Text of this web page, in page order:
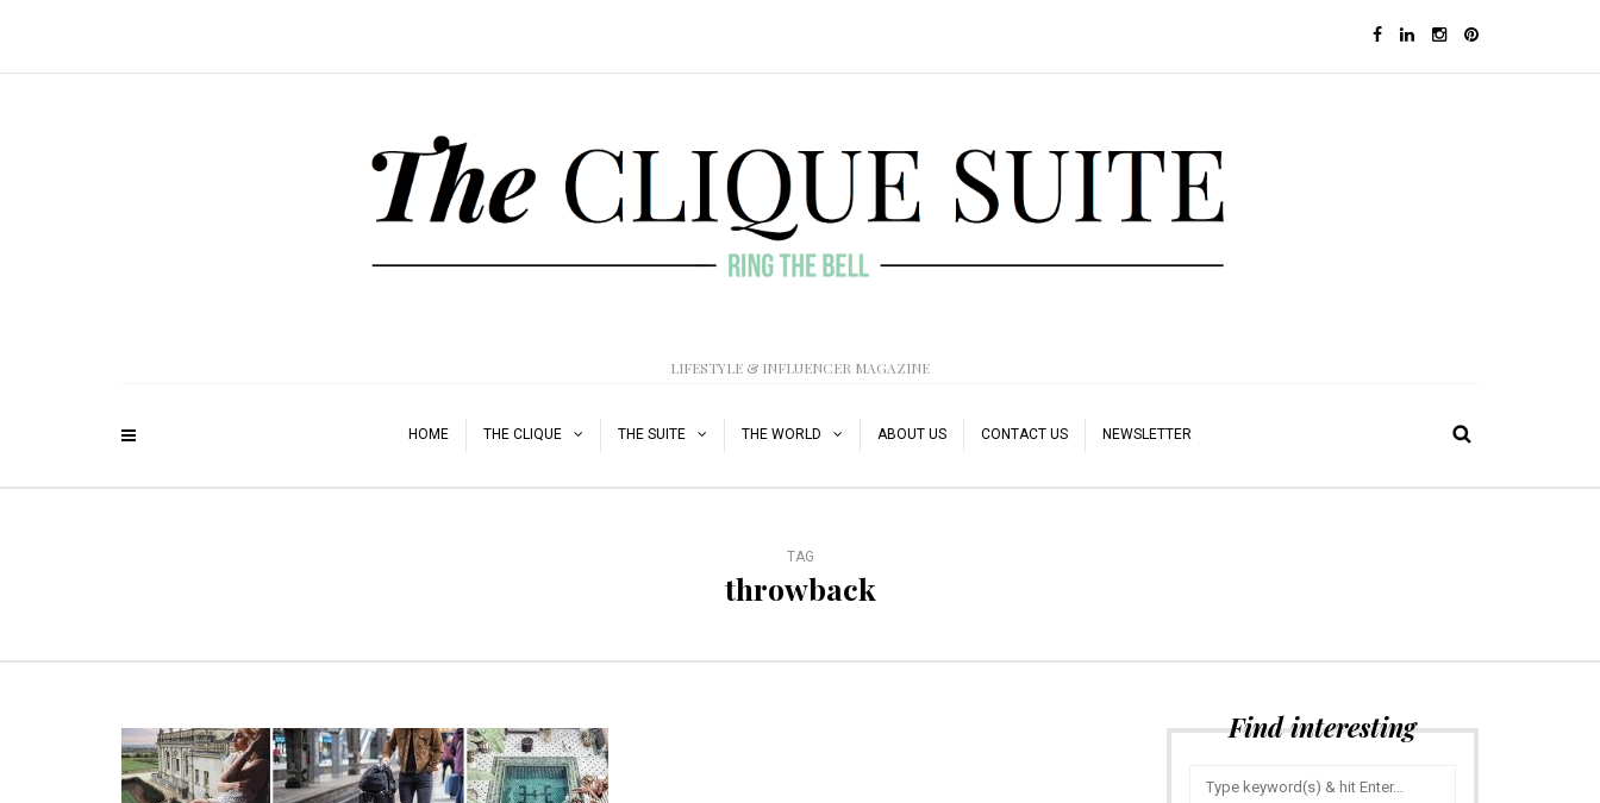
LIFESTYLE & INFLUENCER MAGAZINE
HOME THE CLIQUE THE SUITE THE WORLD ABOUT US CONTACT US NEWSLETTER
TAG
throwback
Find interesting